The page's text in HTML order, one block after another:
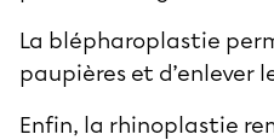
La blépharoplastie
paupières et d’enlever
Enfin, la rhinoplastie